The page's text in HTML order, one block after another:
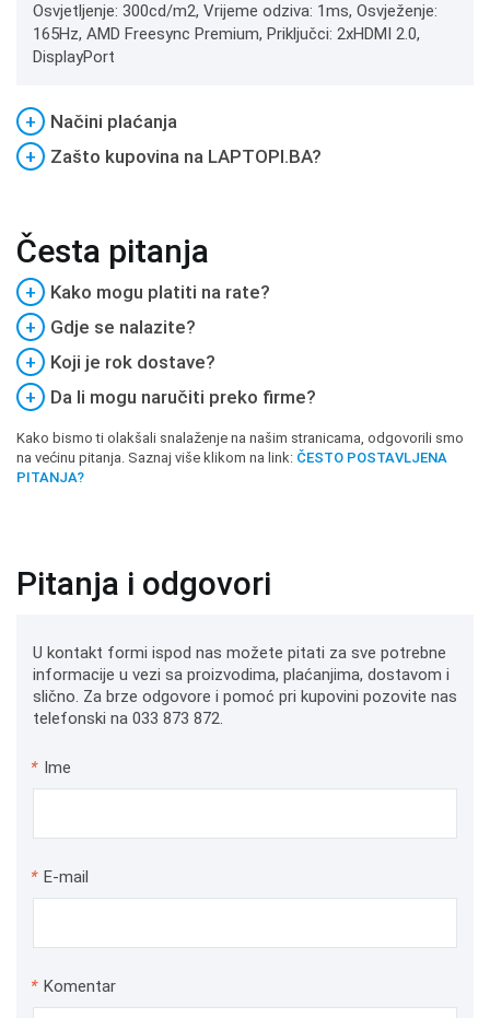
Osvjetljenje: 300cd/m2, Vrijeme odziva: 1ms, Osvježenje:
165Hz, AMD Freesync Premium, Priključci: 2xHDMI 2.0,
DisplayPort
+
Načini plaćanja
+
Zašto kupovina na LAPTOPI.BA?
Česta pitanja
+
Kako mogu platiti na rate?
+
Gdje se nalazite?
+
Koji je rok dostave?
+
Da li mogu naručiti preko firme?
Kako bismo ti olakšali snalaženje na našim stranicama, odgovorili smo
na većinu pitanja. Saznaj više klikom na link: ČESTO POSTAVLJENA
PITANJA?
Pitanja i odgovori
U kontakt formi ispod nas možete pitati za sve potrebne
informacije u vezi sa proizvodima, plaćanjima, dostavom i
slično. Za brze odgovore i pomoć pri kupovini pozovite nas
telefonski na 033 873 872.
* Ime
* E-mail
* Komentar